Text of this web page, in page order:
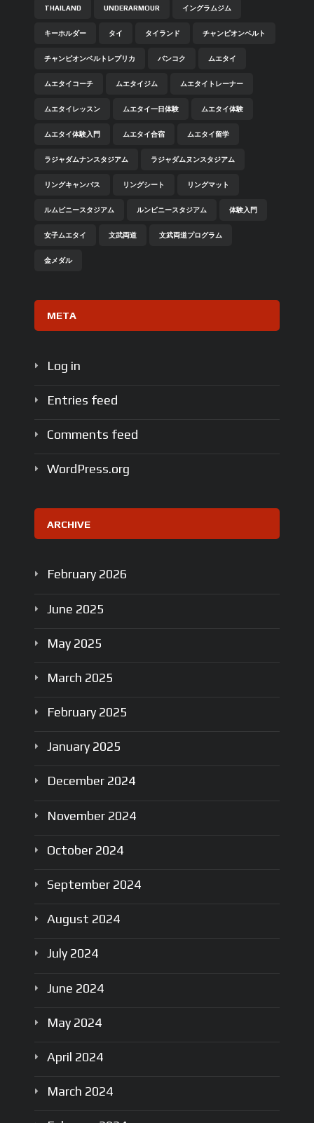
THAILAND UNDERARMOUR イングラムジム
キーホルダー タイ タイランド チャンピオンベルト
チャンピオンベルトレプリカ バンコク ムエタイ
ムエタイコーチ ムエタイジム ムエタイトレーナー
ムエタイレッスン ムエタイ一日体験 ムエタイ体験
ムエタイ体験入門 ムエタイ合宿 ムエタイ留学
ラジャダムナンスタジアム ラジャダムヌンスタジアム
リングキャンバス リングシート リングマット
ルムピニースタジアム ルンピニースタジアム 体験入門
女子ムエタイ 文武両道 文武両道プログラム
金メダル
META
Log in
Entries feed
Comments feed
WordPress.org
ARCHIVE
February 2026
June 2025
May 2025
March 2025
February 2025
January 2025
December 2024
November 2024
October 2024
September 2024
August 2024
July 2024
June 2024
May 2024
April 2024
March 2024